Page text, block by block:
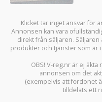
Klicket tar inget ansvar för
Annonsen kan vara
direkt från säljaren.
produkter och tjänster som är
OBS! V-reg.nr är ej
annonsen om det
(exempelvis att fordonet
tilldelats ett